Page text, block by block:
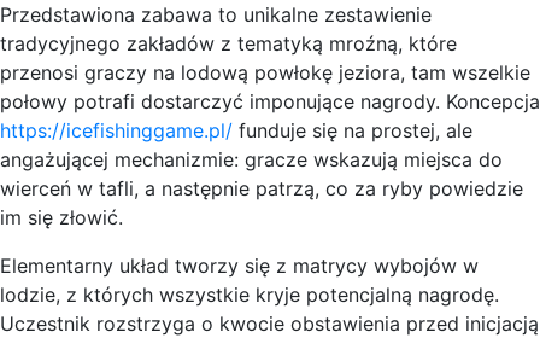
Przedstawiona zabawa to unikalne zestawienie
tradycyjnego zakładów z tematyką mroźną, które
przenosi graczy na lodową powłokę jeziora, tam wszelkie
połowy potrafi dostarczyć imponujące nagrody. Koncepcja
https://icefishinggame.pl/ funduje się na prostej, ale
angażującej mechanizmie: gracze wskazują miejsca do
wierceń w tafli, a następnie patrzą, co za ryby powiedzie
im się złowić.
Elementarny układ tworzy się z matrycy wybojów w
lodzie, z których wszystkie kryje potencjalną nagrodę.
Uczestnik rozstrzyga o kwocie obstawienia przed inicjacją